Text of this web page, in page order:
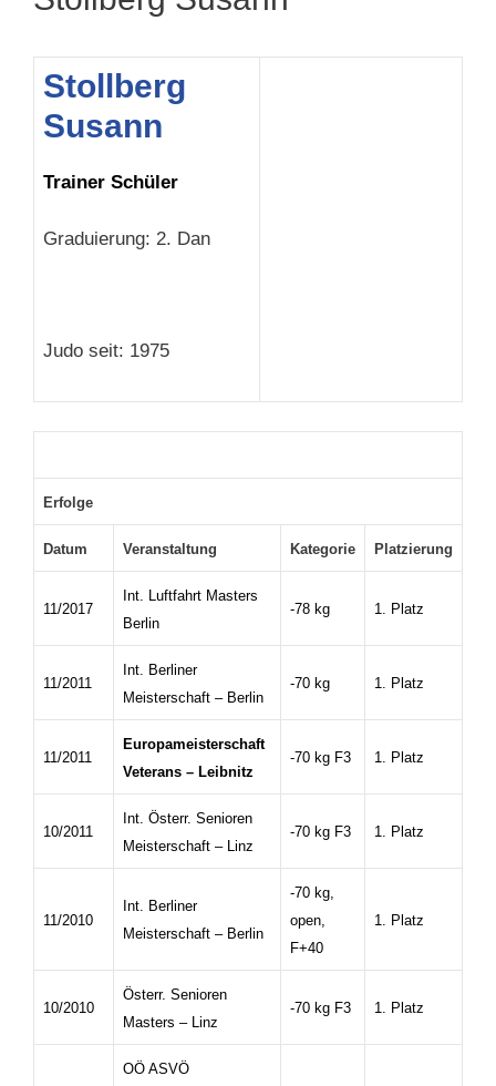
Stollberg
Susann
Trainer Schüler
Graduierung: 2. Dan
Judo seit: 1975
Erfolge
Datum Veranstaltung Kategorie Platzierung
11/2017
Int. Luftfahrt Masters
Berlin
-78 kg 1. Platz
11/2011
Int. Berliner
Meisterschaft – Berlin
-70 kg 1. Platz
11/2011
Europameisterschaft
Veterans – Leibnitz
-70 kg F3 1. Platz
10/2011
Int. Österr. Senioren
Meisterschaft – Linz
-70 kg F3 1. Platz
11/2010
Int. Berliner
Meisterschaft – Berlin
-70 kg,
open,
F+40
1. Platz
10/2010
Österr. Senioren
Masters – Linz
-70 kg F3 1. Platz
OÖ ASVÖ